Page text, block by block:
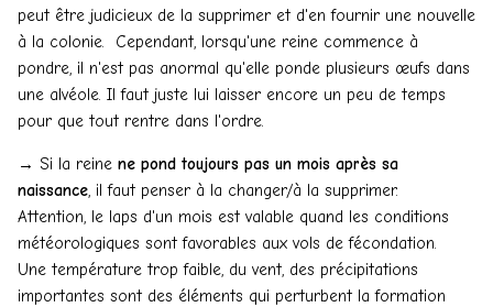
peut être judicieux de la supprimer et d'en fournir une nouvelle
à la colonie. Cependant, lorsqu'une reine commence à
pondre, il n'est pas anormal qu'elle ponde plusieurs œufs dans
une alvéole. Il faut juste lui laisser encore un peu de temps
pour que tout rentre dans l'ordre.
→ Si la reine ne pond toujours pas un mois après sa
naissance , il faut penser à la changer/à la supprimer.
Attention, le laps d'un mois est valable quand les conditions
météorologiques sont favorables aux vols de fécondation.
Une température trop faible, du vent, des précipitations
importantes sont des éléments qui perturbent la formation